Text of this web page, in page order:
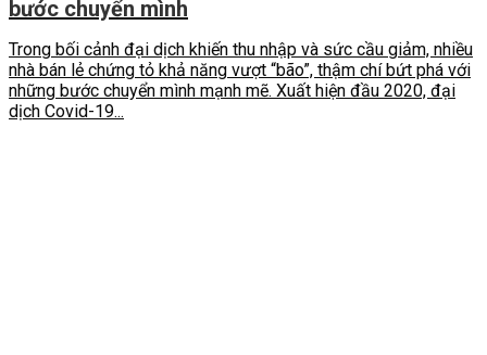
bước chuyển mình
Trong bối cảnh đại dịch khiến thu nhập và sức cầu giảm, nhiều
nhà bán lẻ chứng tỏ khả năng vượt “bão”, thậm chí bứt phá với
những bước chuyển mình mạnh mẽ. Xuất hiện đầu 2020, đại
dịch Covid-19...